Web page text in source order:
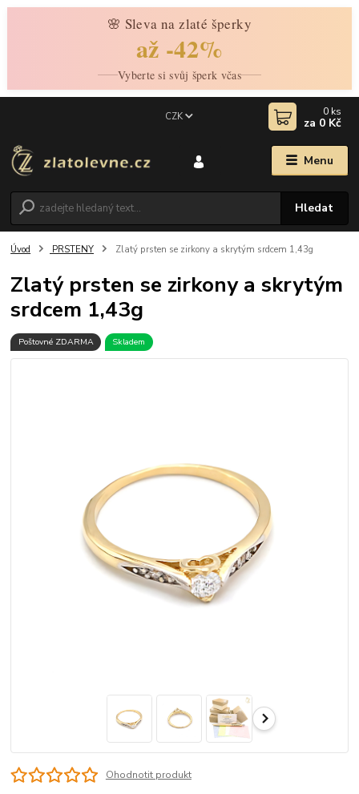
🌸 Sleva na zlaté šperky
až -42%
Vyberte si svůj šperk včas
Menu
CZK
Hledat
0 ks
za 0 Kč
Úvod PRSTENY Zlatý prsten se zirkony a skrytým srdcem 1,43g
Zlatý prsten se zirkony a skrytým
srdcem 1,43g
Poštovné ZDARMA Skladem
Ohodnotit produkt